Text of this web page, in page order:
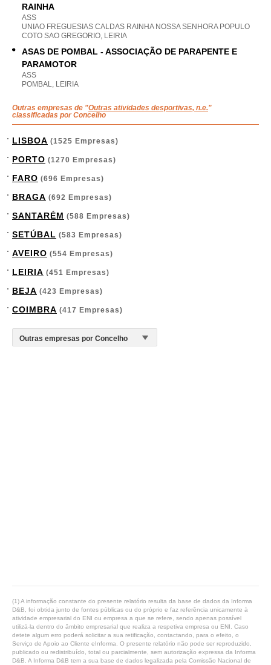
RAINHA
ASS
UNIAO FREGUESIAS CALDAS RAINHA NOSSA SENHORA POPULO
COTO SAO GREGORIO, LEIRIA
ASAS DE POMBAL - ASSOCIAÇÃO DE PARAPENTE E
PARAMOTOR
ASS
POMBAL, LEIRIA
Outras empresas de "Outras atividades desportivas, n.e."
classificadas por Concelho
LISBOA (1525 Empresas)
PORTO (1270 Empresas)
FARO (696 Empresas)
BRAGA (692 Empresas)
SANTARÉM (588 Empresas)
SETÚBAL (583 Empresas)
AVEIRO (554 Empresas)
LEIRIA (451 Empresas)
BEJA (423 Empresas)
COIMBRA (417 Empresas)
(1) A informação constante do presente relatório resulta da base de dados da Informa
D&B, foi obtida junto de fontes públicas ou do próprio e faz referência unicamente à
atividade empresarial do ENI ou empresa a que se refere, sendo apenas possível
utilizá-la dentro do âmbito empresarial que realiza a respetiva empresa ou ENI. Caso
detete algum erro poderá solicitar a sua retificação, contactando, para o efeito, o
Serviço de Apoio ao Cliente eInforma. O presente relatório não pode ser reproduzido,
publicado ou redistribuído, total ou parcialmente, sem autorização expressa da Informa
D&B. A Informa D&B tem a sua base de dados legalizada pela Comissão Nacional de